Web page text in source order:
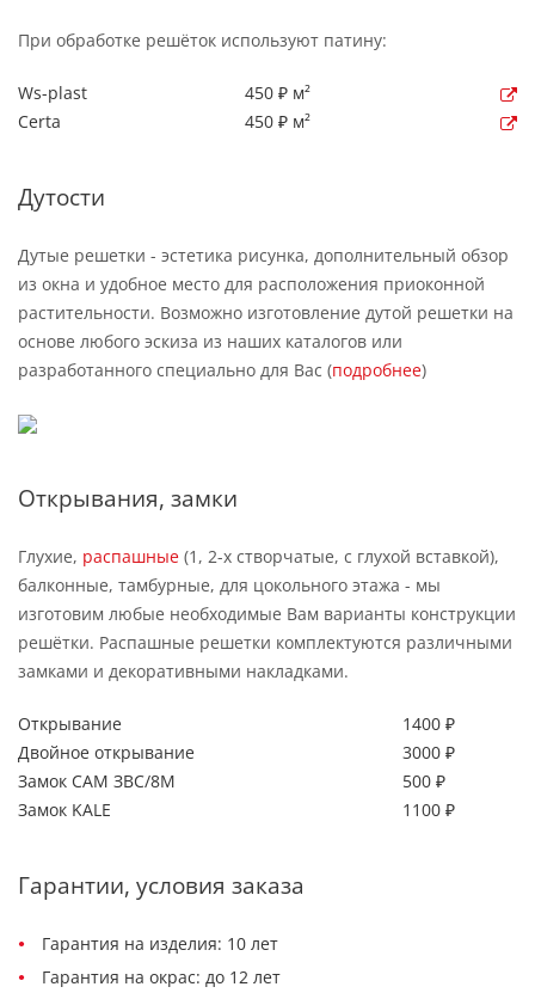
При обработке решёток используют патину:
Ws-plast
450 ₽ м²
Certa
450 ₽ м²
Дутости
Дутые решетки - эстетика рисунка, дополнительный обзор
из окна и удобное место для расположения приоконной
растительности. Возможно изготовление дутой решетки на
основе любого эскиза из наших каталогов или
разработанного специально для Вас (подробнее)
Открывания, замки
Глухие, распашные (1, 2-х створчатые, с глухой вставкой),
балконные, тамбурные, для цокольного этажа - мы
изготовим любые необходимые Вам варианты конструкции
решётки. Распашные решетки комплектуются различными
замками и декоративными накладками.
Открывание
1400 ₽
Двойное открывание
3000 ₽
Замок САМ ЗВС/8М
500 ₽
Замок KALE
1100 ₽
Гарантии, условия заказа
Гарантия на изделия: 10 лет
Гарантия на окрас: до 12 лет